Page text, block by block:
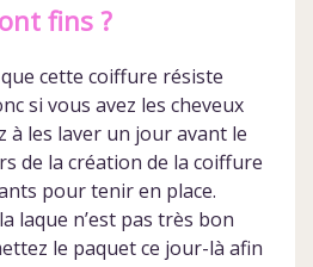
fins ?
cette coiffure résiste
si vous avez les cheveux
à les laver un jour avant le
de la création de la coiffure
pour tenir en place.
laque n’est pas très bon
le paquet ce jour-là afin